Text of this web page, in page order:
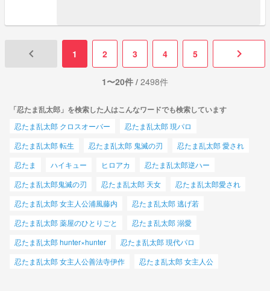
keyboard_arrow_left 1 2 3 4 5 keyboard_arrow_right
1〜20件 / 2498件
「忍たま乱太郎」を検索した人はこんなワードでも検索しています
忍たま乱太郎 クロスオーバー
忍たま乱太郎 現パロ
忍たま乱太郎 転生
忍たま乱太郎 鬼滅の刃
忍たま乱太郎 愛され
忍たま
ハイキュー ヒロアカ
忍たま乱太郎逆ハー
忍たま乱太郎鬼滅の刃
忍たま乱太郎 天女
忍たま乱太郎愛され
忍たま乱太郎 女主人公浦風藤内
忍たま乱太郎 逃げ若
忍たま乱太郎 薬屋のひとりごと
忍たま乱太郎 溺愛
忍たま乱太郎 hunter×hunter
忍たま乱太郎 現代パロ
忍たま乱太郎 女主人公善法寺伊作
忍たま乱太郎 女主人公